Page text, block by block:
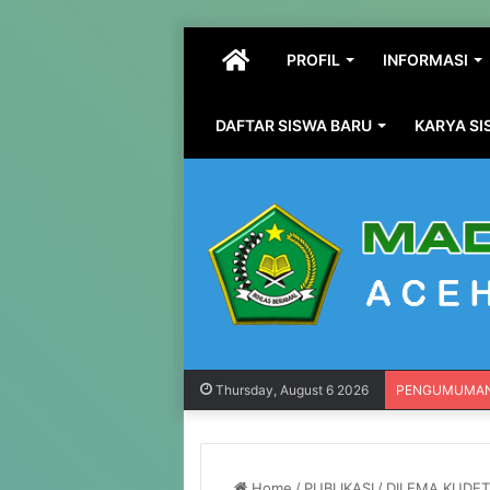
HOMEPROFIL INFORMASI
DAFTAR SISWA BARU KARYA
Thursday, August 6 2026